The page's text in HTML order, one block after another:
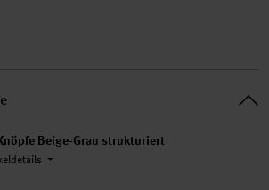
Beige-Grau strukturiert